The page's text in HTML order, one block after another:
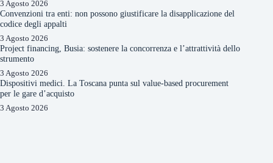
3 Agosto 2026
Convenzioni tra enti: non possono giustificare la disapplicazione del
codice degli appalti
3 Agosto 2026
Project financing, Busia: sostenere la concorrenza e l’attrattività dello
strumento
3 Agosto 2026
Dispositivi medici. La Toscana punta sul value-based procurement
per le gare d’acquisto
3 Agosto 2026